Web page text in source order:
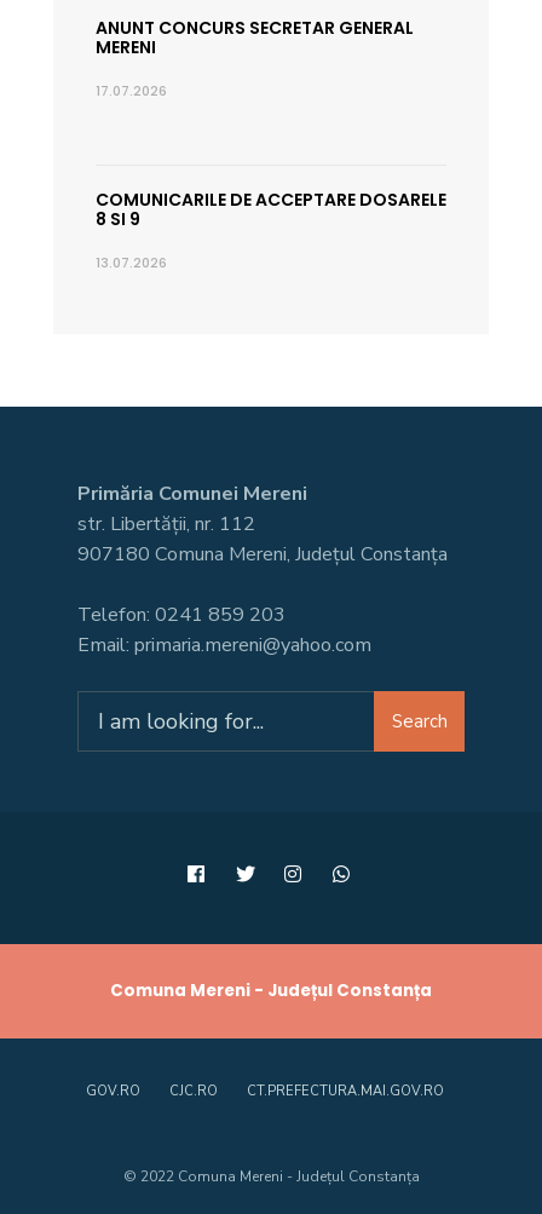
ANUNT CONCURS SECRETAR GENERAL
MERENI
17.07.2026
COMUNICARILE DE ACCEPTARE DOSARELE
8 SI 9
13.07.2026
Primăria Comunei Mereni
str. Libertății, nr. 112
907180 Comuna Mereni, Județul Constanța
Telefon: 0241 859 203
Email: primaria.mereni@yahoo.com
for:
Search
Comuna Mereni - Județul Constanța
GOV.RO CJC.RO CT.PREFECTURA.MAI.GOV.RO
© 2022 Comuna Mereni - Județul Constanța